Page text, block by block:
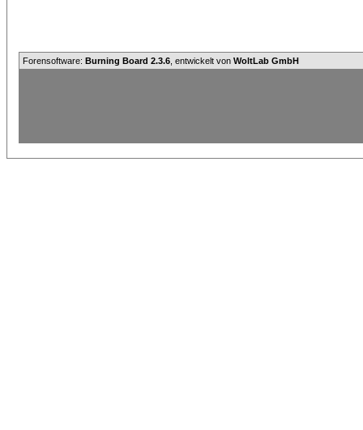
Forensoftware: Burning Board 2.3.6 , entwickelt von WoltLab GmbH